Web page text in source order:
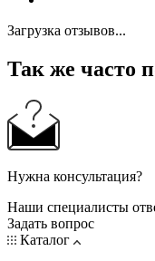
Загрузка отзывов...
Так же часто
Нужна консультация?
Наши специалисты
Задать вопрос
Каталог